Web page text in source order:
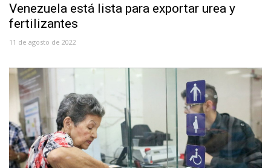
Venezuela está lista para exportar urea y
fertilizantes
11 de agosto de 2022